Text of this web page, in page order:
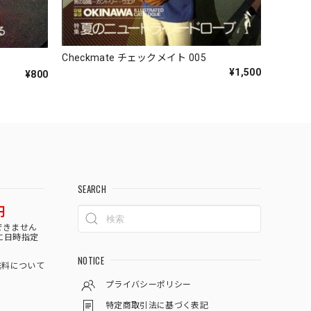
¥800
Checkmate チェックメイト 005
¥1,500
きません
日時指定
について
SEARCH
NOTICE
プライバシーポリシー
特定商取引法に基づく表記